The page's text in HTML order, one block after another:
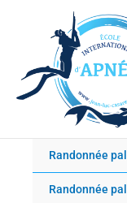
Randonnée
Randonnée
l
a
g
e
e
r
x